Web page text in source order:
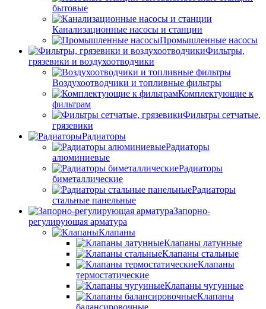
бытовые
Канализационные насосы и станции
Промышленные насосы
Фильтры,
грязевики и воздухоотводчики
Воздухоотводчики и топливные фильтры
Комплектующие к
фильтрам
Фильтры сетчатые,
грязевики
Радиаторы
Радиаторы
алюминиевые
Радиаторы
биметаллические
Радиаторы
стальные панельные
Запорно-
регулирующая арматура
Клапаны
Клапаны латунные
Клапаны стальные
Клапаны
термостатические
Клапаны чугунные
Клапаны